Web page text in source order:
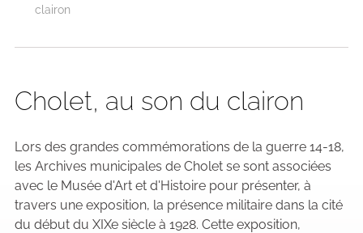
clairon
Cholet, au son du clairon
Lors des grandes commémorations de la guerre 14-18,
les Archives municipales de Cholet se sont associées
avec le Musée d'Art et d'Histoire pour présenter, à
travers une exposition, la présence militaire dans la cité
du début du XIXe siècle à 1928. Cette exposition,